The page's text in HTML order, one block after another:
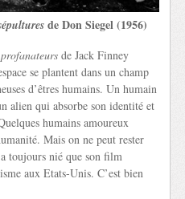
de Don Siegel (1956)
de Jack Finney
se plantent dans un champ
d’êtres humains. Un humain
alien qui absorbe son identité et
humains amoureux
Mais on ne peut rester
toujours nié que son film
aux Etats-Unis. C’est bien